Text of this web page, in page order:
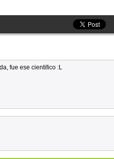
fue ese cientifico :L